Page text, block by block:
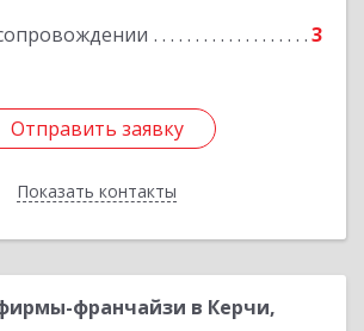
3
Отправить заявку
Показать контакты
Подробнее
Отправить заявку
Назад
франчайзи в Керчи,